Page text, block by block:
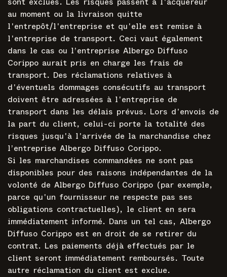
au moment ou la livraison quitte
l'entrepôt/l'entreprise et qu'elle est remise à
l'entreprise de transport. Ceci vaut également
dans le cas ou l’entreprise Albergo Diffuso
Corippo aurait pris en charge les frais de
transport. Des réclamations relatives à
d'éventuels dommages consécutifs au transport
doivent être adressées à l'entreprise de
transport dans les délais prévus. Lors d'envois de
la part du client, celui-ci porte la totalité des
risques jusqu'à l'arrivée de la marchandise chez
l’entreprise Albergo Diffuso Corippo.
Si les marchandises commandées ne sont pas
disponibles pour des raisons indépendantes de la
volonté de Albergo Diffuso Corippo (par exemple,
parce qu'un fournisseur ne respecte pas ses
obligations contractuelles), le client en sera
immédiatement informé. Dans un tel cas, Albergo
Diffuso Corippo est en droit de se retirer du
contrat. Les paiements déjà effectués par le
client seront immédiatement remboursés. Toute
autre réclamation du client est exclue.